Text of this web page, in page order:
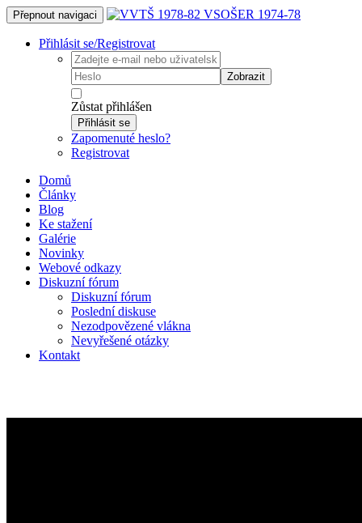
Přepnout navigaci
Přihlásit se/Registrovat
Zobrazit
Zůstat přihlášen
Přihlásit se
Zapomenuté heslo?
Registrovat
Domů
Články
Blog
Ke stažení
Galérie
Novinky
Webové odkazy
Diskuzní fórum
Diskuzní fórum
Poslední diskuse
Nezodpovězené vlákna
Nevyřešené otázky
Kontakt